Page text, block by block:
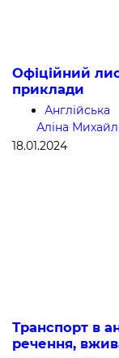
Офіційний
приклади
Англійська
Аліна
18.01.2024
Транспорт в
речення,